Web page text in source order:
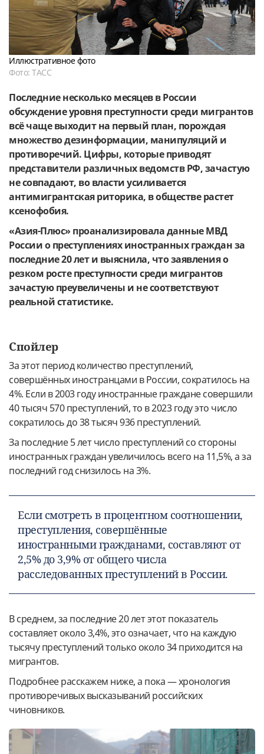
Иллюстративное фото
Фото: ТАСС
Последние несколько месяцев в России
обсуждение уровня преступности среди мигрантов
всё чаще выходит на первый план, порождая
множество дезинформации, манипуляций и
противоречий. Цифры, которые приводят
представители различных ведомств РФ, зачастую
не совпадают, во власти усиливается
антимигрантская риторика, в обществе растет
ксенофобия.
«Азия-Плюс» проанализировала данные МВД
России о преступлениях иностранных граждан за
последние 20 лет и выяснила, что заявления о
резком росте преступности среди мигрантов
зачастую преувеличены и не соответствуют
реальной статистике.
Спойлер
За этот период количество преступлений,
совершённых иностранцами в России, сократилось на
4%. Если в 2003 году иностранные граждане совершили
40 тысяч 570 преступлений, то в 2023 году это число
сократилось до 38 тысяч 936 преступлений.
За последние 5 лет число преступлений со стороны
иностранных граждан увеличилось всего на 11,5%, а за
последний год снизилось на 3%.
Если смотреть в процентном соотношении,
преступления, совершённые
иностранными гражданами, составляют от
2,5% до 3,9% от общего числа
расследованных преступлений в России.
В среднем, за последние 20 лет этот показатель
составляет около 3,4%, это означает, что на каждую
тысячу преступлений только около 34 приходится на
мигрантов.
Подробнее расскажем ниже, а пока — хронология
противоречивых высказываний российских
чиновников.